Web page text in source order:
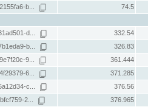
b... 74.5
d... 332.54
b... 326.83
9... 361.444
6... 371.285
c... 376.56
2... 376.965